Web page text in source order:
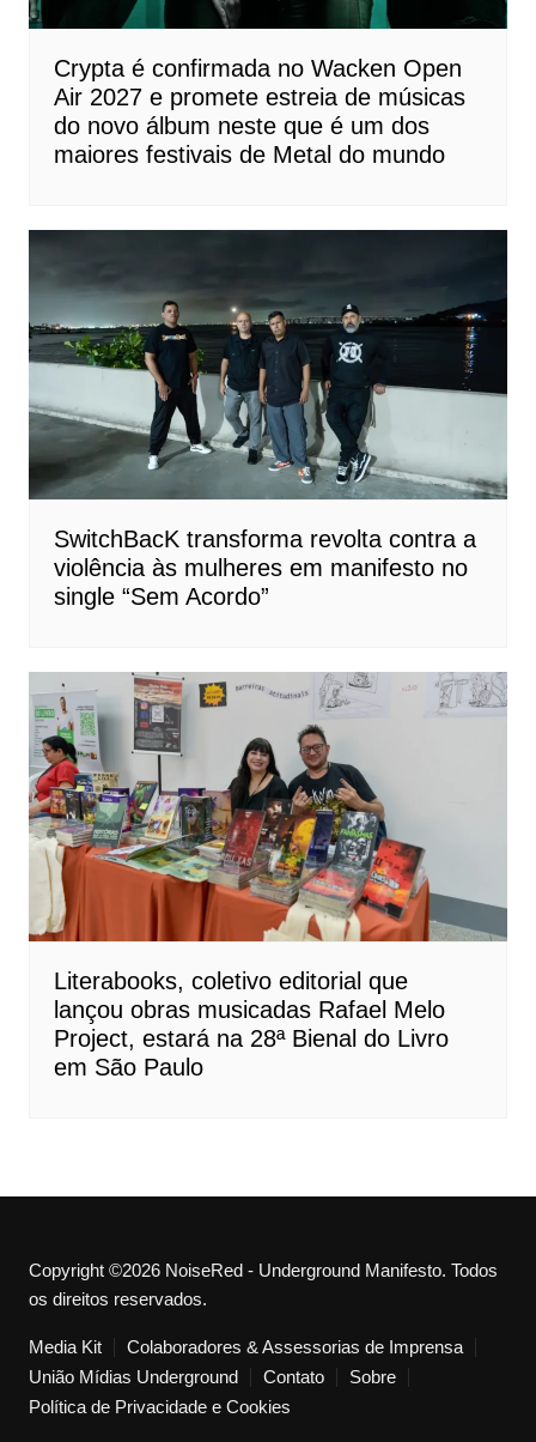
Crypta é confirmada no Wacken Open
Air 2027 e promete estreia de músicas
do novo álbum neste que é um dos
maiores festivais de Metal do mundo
SwitchBacK transforma revolta contra a
violência às mulheres em manifesto no
single “Sem Acordo”
Literabooks, coletivo editorial que
lançou obras musicadas Rafael Melo
Project, estará na 28ª Bienal do Livro
em São Paulo
Copyright ©2026 NoiseRed - Underground Manifesto. Todos
os direitos reservados.
Media Kit
Colaboradores & Assessorias de Imprensa
União Mídias Underground
Contato
Sobre
Política de Privacidade e Cookies